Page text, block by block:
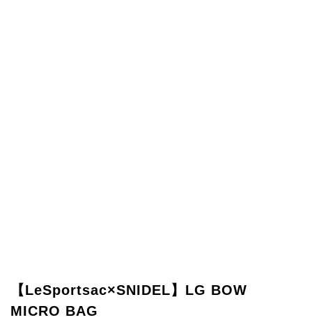
【LeSportsac×SNIDEL】LG BOW
MICRO BAG